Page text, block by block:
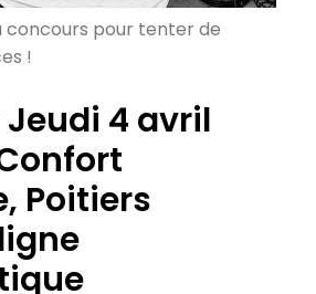
concours pour tenter de
!
Jeudi 4 avril
Poitiers